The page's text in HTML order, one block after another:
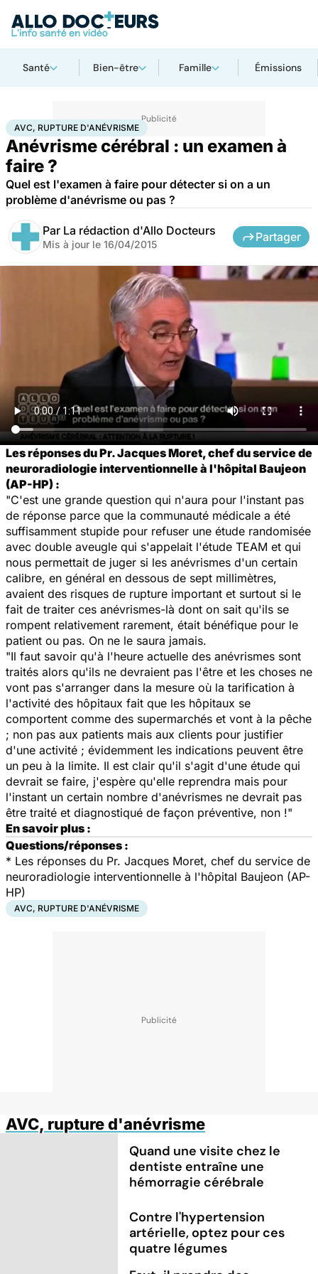
Santé Bien-être Famille Émissions
AccueilSantéAVC, rupture d'anévrisme
AVC, RUPTURE D'ANÉVRISME
Anévrisme cérébral : un examen à
faire ?
Quel est l'examen à faire pour détecter si on a un
problème d'anévrisme ou pas ?
Par La rédaction d'Allo Docteurs
Mis à jour le 16/04/2015
Partager
Les réponses du Pr. Jacques Moret, chef du service de
neuroradiologie interventionnelle à l'hôpital Baujeon
(AP-HP) :
"C'est une grande question qui n'aura pour l'instant pas
de réponse parce que la communauté médicale a été
suffisamment stupide pour refuser une étude randomisée
avec double aveugle qui s'appelait l'étude TEAM et qui
nous permettait de juger si les anévrismes d'un certain
calibre, en général en dessous de sept millimètres,
avaient des risques de rupture important et surtout si le
fait de traiter ces anévrismes-là dont on sait qu'ils se
rompent relativement rarement, était bénéfique pour le
patient ou pas. On ne le saura jamais.
"Il faut savoir qu'à l'heure actuelle des anévrismes sont
traités alors qu'ils ne devraient pas l'être et les choses ne
vont pas s'arranger dans la mesure où la tarification à
l'activité des hôpitaux fait que les hôpitaux se
comportent comme des supermarchés et vont à la pêche
; non pas aux patients mais aux clients pour justifier
d'une activité ; évidemment les indications peuvent être
un peu à la limite. Il est clair qu'il s'agit d'une étude qui
devrait se faire, j'espère qu'elle reprendra mais pour
l'instant un certain nombre d'anévrismes ne devrait pas
être traité et diagnostiqué de façon préventive, non !"
En savoir plus :
Questions/réponses :
* Les réponses du Pr. Jacques Moret, chef du service de
neuroradiologie interventionnelle à l'hôpital Baujeon (AP-
HP)
AVC, RUPTURE D'ANÉVRISME
AVC, rupture d'anévrisme
Quand une visite chez le
dentiste entraîne une
hémorragie cérébrale
Contre l'hypertension
artérielle, optez pour ces
quatre légumes